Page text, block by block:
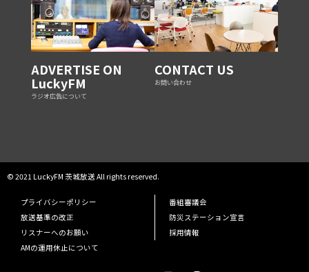
ADVERTISE ON
LuckyFM
ラジオ広告について
CONTACT US
お問い合わせ
© 2021 LuckyFM 茨城放送 All rights reserved.
プライバシーポリシー
番組審議会
放送基準の改正
防災ステーション宣言
リスナーへのお願い
採用情報
AMの運用休止について